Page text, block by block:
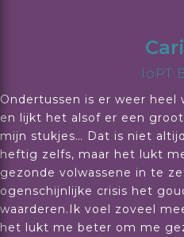
IoPT
Ondertussen is er weer
en lijkt het alsof er een
mijn stukjes… Dat is niet
heftig zelfs, maar het lukt
gezonde volwassene in te
ogenschijnlijke crisis het
waarderen.Ik voel zoveel
het lukt me beter om me